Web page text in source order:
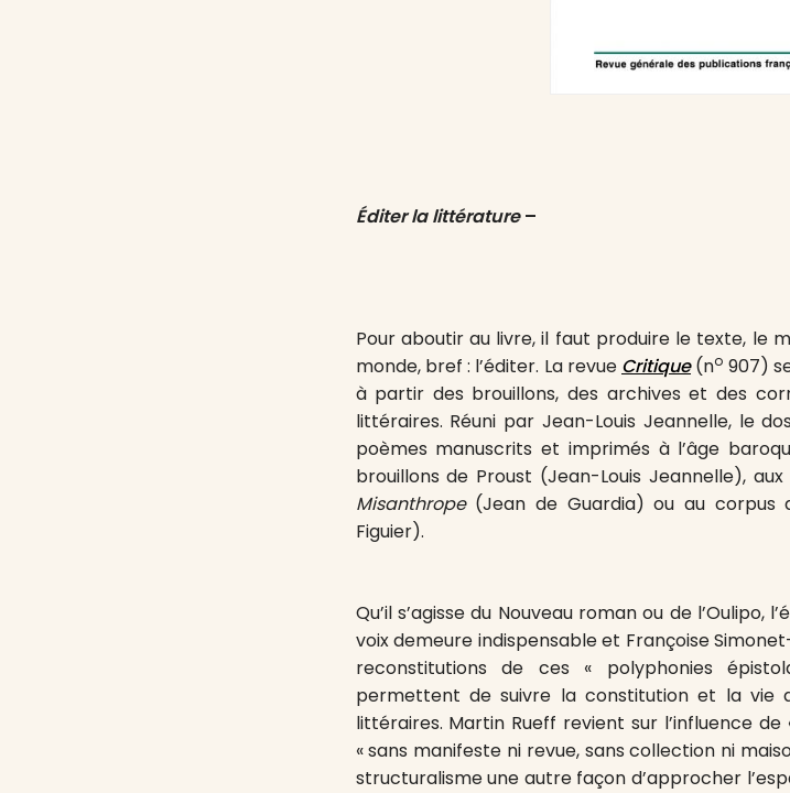
Éditer la littérature–
Pour aboutir au livre, il faut produire le texte, le
monde, bref : l’éditer. La revue Critique(no 907)
à partir des brouillons, des archives et des
littéraires. Réuni par Jean-Louis Jeannelle, le
poèmes manuscrits et imprimés à l’âge
brouillons de Proust (Jean-Louis Jeannelle),
Misanthrope(Jean de Guardia) ou au corpus
Figuier).
Qu’il s’agisse du Nouveau roman ou de l’Oulipo,
voix demeure indispensable et Françoise
reconstitutions de ces « polyphonies
permettent de suivre la constitution et la vie
littéraires. Martin Rueff revient sur l’influence
« sans manifeste ni revue, sans collection ni
structuralisme une autre façon d’approcher